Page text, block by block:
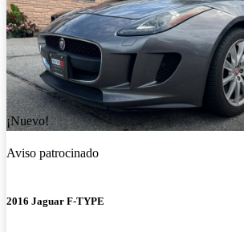
¡Nuevo!
Aviso patrocinado
2016 Jaguar F-TYPE